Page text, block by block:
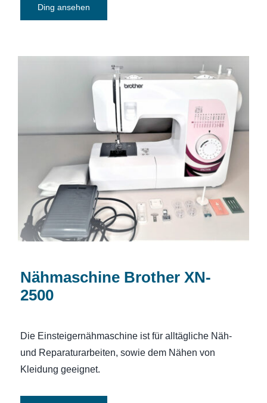
Ding ansehen
Nähmaschine Brother XN-2500
Nähmaschine Brother XN-
2500
Die Einsteigernähmaschine ist für alltägliche Näh-
und Reparaturarbeiten, sowie dem Nähen von
Kleidung geeignet.